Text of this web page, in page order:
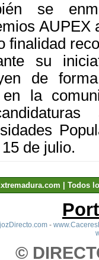
se
AUPEX
finalidad
su
de
la
15 de julio.
| Todos
-
©